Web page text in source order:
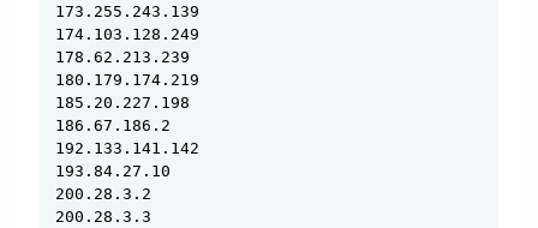
173.255.243.139
174.103.128.249
178.62.213.239
180.179.174.219
185.20.227.198
186.67.186.2
192.133.141.142
193.84.27.10
200.28.3.2
200.28.3.3